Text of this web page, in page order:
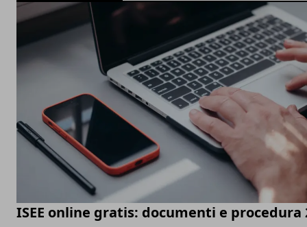
ISEE online gratis: documenti e procedura